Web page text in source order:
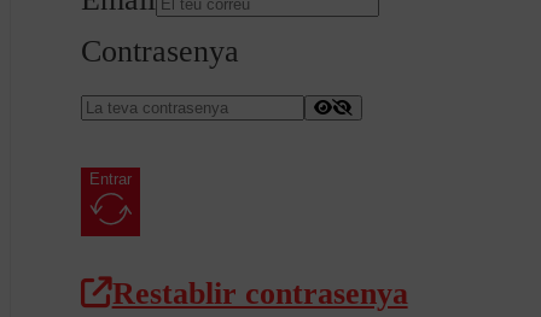
Contrasenya
Entrar
Restablir contrasenya